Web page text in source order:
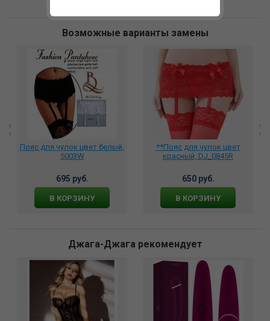
Возможные варианты замены
Пояс для чулок цвет белый,
5003W
695 руб.
В КОРЗИНУ
**Пояс для чулок цвет
красный, DJ_0845R
650 руб.
В КОРЗИНУ
Джага-Джага рекомендует